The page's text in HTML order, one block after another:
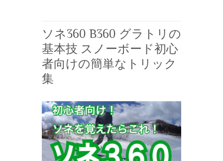
ソネ360 B360 グラトリの
基本技 スノーボード初心
者向けの簡単なトリック
集